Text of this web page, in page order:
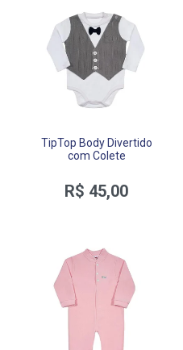
TipTop Body Divertido
com Colete
R$ 45,00